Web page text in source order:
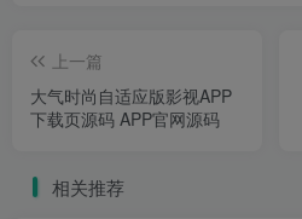
上一篇
大气时尚自适应版影视APP
下载页源码 APP官网源码
相关推荐